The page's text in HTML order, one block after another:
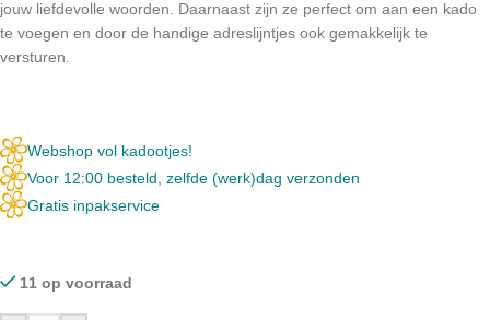
jouw liefdevolle woorden. Daarnaast zijn ze perfect om aan een kado
te voegen en door de handige adreslijntjes ook gemakkelijk te
versturen.
Webshop vol kadootjes!
Voor 12:00 besteld, zelfde (werk)dag verzonden
Gratis inpakservice
11 op voorraad